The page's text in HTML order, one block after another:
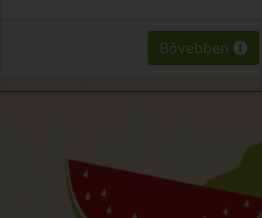
Bővebben